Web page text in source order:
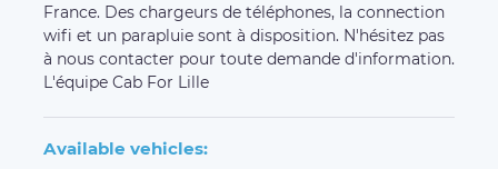
France. Des chargeurs de téléphones, la connection
wifi et un parapluie sont à disposition. N'hésitez pas
à nous contacter pour toute demande d'information.
L'équipe Cab For Lille
Available vehicles: